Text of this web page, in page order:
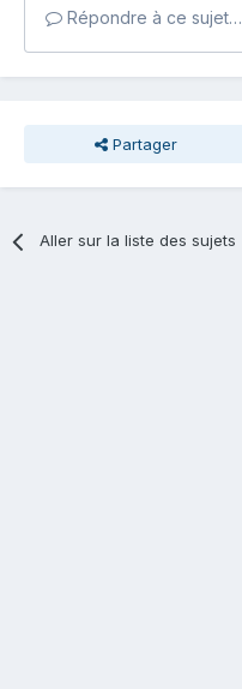
Répondre à ce sujet…
Partager
Aller sur la liste des sujets